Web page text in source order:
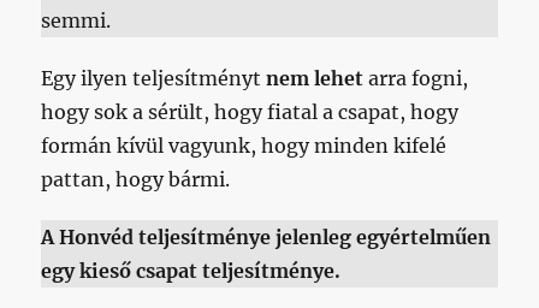
semmi.
Egy ilyen teljesítménytnem lehet arra fogni,
hogy sok a sérült, hogy fiatal a csapat, hogy
formán kívül vagyunk, hogy minden kifelé
pattan, hogy bármi.
A Honvéd teljesítménye jelenleg egyértelműen
egy kieső csapat teljesítménye.